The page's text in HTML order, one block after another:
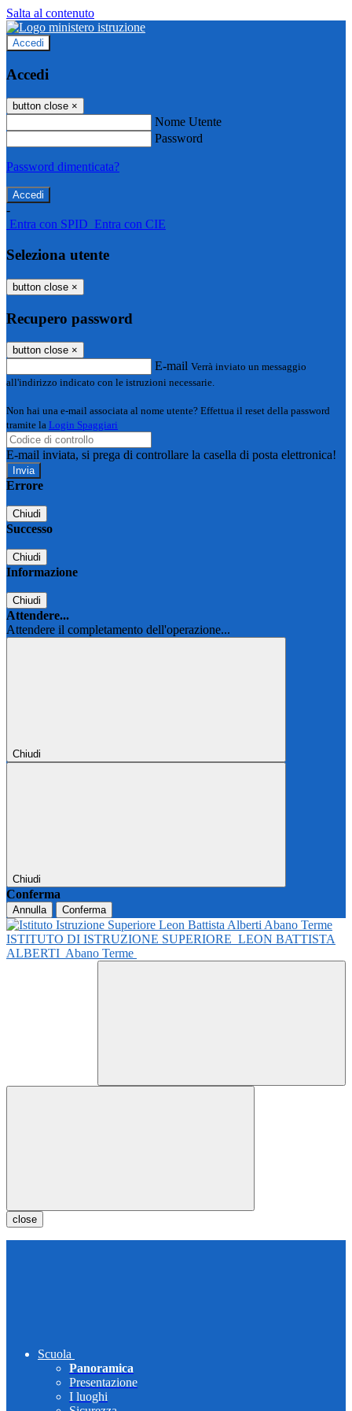
Salta al contenuto
Accedi
Accedi
button close ×
Nome Utente
Password
Password dimenticata?
-
Entra con SPID Entra con CIE
Seleziona utente
button close ×
Recupero password
button close ×
E-mail Verrà inviato un messaggio
all'indirizzo indicato con le istruzioni necessarie.
Non hai una e-mail associata al nome utente? Effettua il reset della password
tramite la Login Spaggiari
E-mail inviata, si prega di controllare la casella di posta elettronica!
Errore
Chiudi
Successo
Chiudi
Informazione
Chiudi
Attendere...
Attendere il completamento dell'operazione...
Chiudi
Chiudi
Conferma
Annulla Conferma
ISTITUTO DI ISTRUZIONE SUPERIORE LEON BATTISTA
ALBERTI Abano Terme
close
Scuola
Panoramica
Presentazione
I luoghi